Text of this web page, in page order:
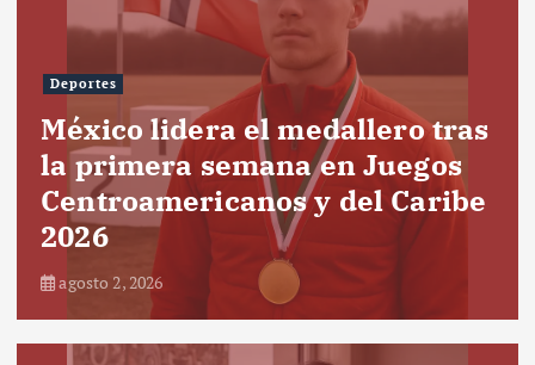
Deportes
México lidera el medallero tras
la primera semana en Juegos
Centroamericanos y del Caribe
2026
agosto 2, 2026